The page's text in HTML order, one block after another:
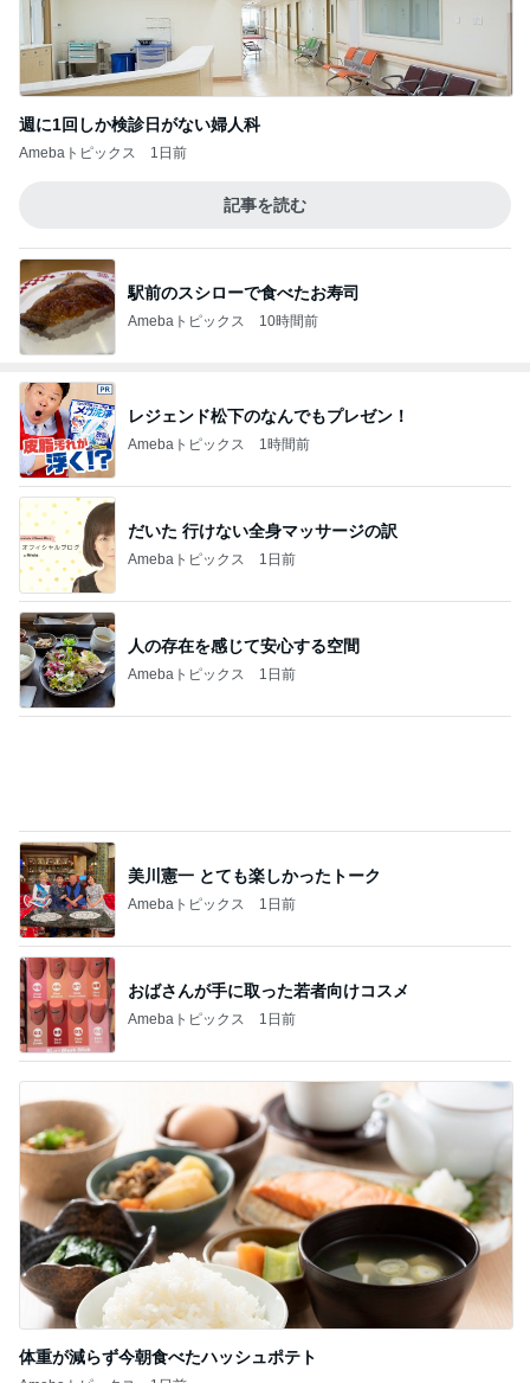
週に1回しか検診日がない婦人科
Amebaトピックス 1日前
記事を読む
駅前のスシローで食べたお寿司
Amebaトピックス 10時間前
レジェンド松下のなんでもプレゼン！
Amebaトピックス 1時間前
だいた 行けない全身マッサージの訳
Amebaトピックス 1日前
人の存在を感じて安心する空間
Amebaトピックス 1日前
美川憲一 とても楽しかったトーク
Amebaトピックス 1日前
おばさんが手に取った若者向けコスメ
Amebaトピックス 1日前
体重が減らず今朝食べたハッシュポテト